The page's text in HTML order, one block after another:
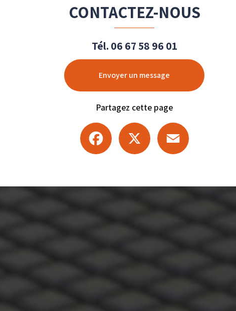
CONTACTEZ-NOUS
Tél. 06 67 58 96 01
Envoyer un message
Partagez cette page
Facebook